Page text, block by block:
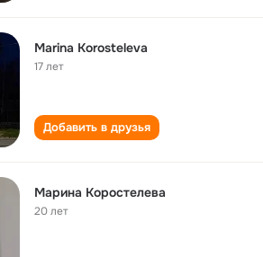
Marina Korosteleva
17 лет
Добавить в друзья
Марина Коростелева
20 лет